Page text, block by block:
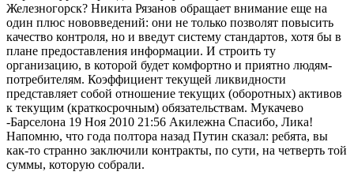
Железногорск? Никита Рязанов обращает внимание еще на
один плюс нововведений: они не только позволят повысить
качество контроля, но и введут систему стандартов, хотя бы в
плане предоставления информации. И строить ту
организацию, в которой будет комфортно и приятно людям-
потребителям. Коэффициент текущей ликвидности
представляет собой отношение текущих (оборотных) активов
к текущим (краткосрочным) обязательствам. Мукачево
-Барселона 19 Ноя 2010 21:56 Акилежна Спасибо, Лика!
Напомню, что года полтора назад Путин сказал: ребята, вы
как-то странно заключили контракты, по сути, на четверть той
суммы, которую собрали.